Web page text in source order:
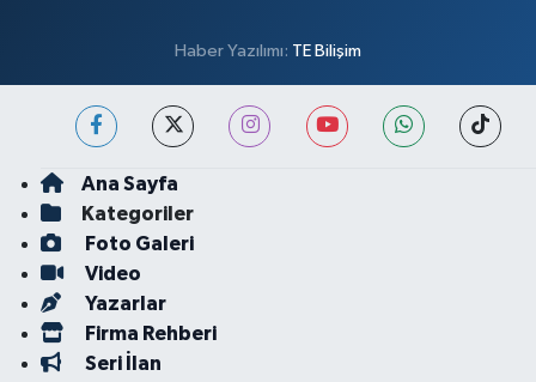
Haber Yazılımı: TE Bilişim
Ana Sayfa
Kategoriler
Foto Galeri
Video
Yazarlar
Firma Rehberi
Seri İlan